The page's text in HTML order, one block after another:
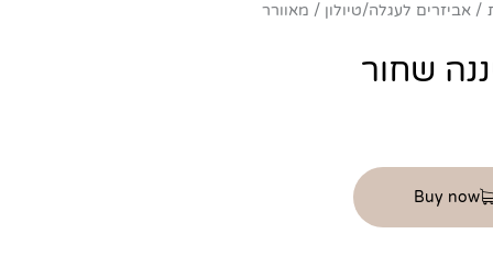
אביזרים לעגלה/טיולון
מאוורר
שחור
Buy now